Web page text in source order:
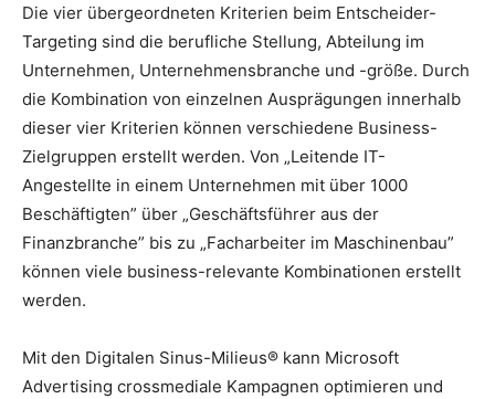
Die vier übergeordneten Kriterien beim Entscheider-
Targeting sind die berufliche Stellung, Abteilung im
Unternehmen, Unternehmensbranche und -größe. Durch
die Kombination von einzelnen Ausprägungen innerhalb
dieser vier Kriterien können verschiedene Business-
Zielgruppen erstellt werden. Von „Leitende IT-
Angestellte in einem Unternehmen mit über 1000
Beschäftigten” über „Geschäftsführer aus der
Finanzbranche” bis zu „Facharbeiter im Maschinenbau”
können viele business-relevante Kombinationen erstellt
werden.
Mit den Digitalen Sinus-Milieus® kann Microsoft
Advertising crossmediale Kampagnen optimieren und